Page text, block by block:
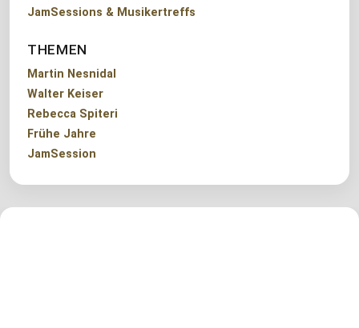
JamSessions & Musikertreffs
THEMEN
Martin Nesnidal
Walter Keiser
Rebecca Spiteri
Frühe Jahre
JamSession